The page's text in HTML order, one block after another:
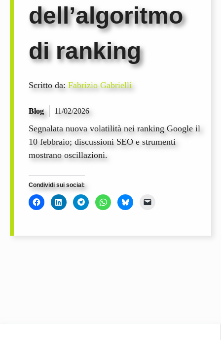
dell’algoritmo
di ranking
Scritto da: Fabrizio Gabrielli
Blog 11/02/2026
Segnalata nuova volatilità nei ranking Google il
10 febbraio; discussioni SEO e strumenti
mostrano oscillazioni.
Condividi sui social: